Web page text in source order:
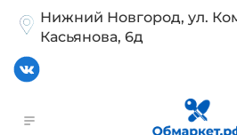
Нижний Новгород, ул.
Касьянова, 6д